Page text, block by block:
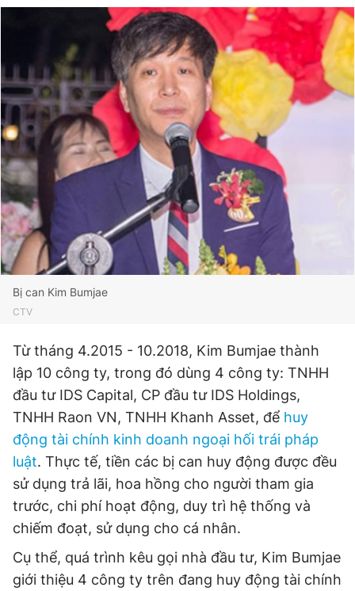
Bị can Kim Bumjae
CTV
Từ tháng 4.2015 - 10.2018, Kim Bumjae thành
lập 10 công ty, trong đó dùng 4 công ty: TNHH
đầu tư IDS Capital, CP đầu tư IDS Holdings,
TNHH Raon VN, TNHH Khanh Asset, để huy
động tài chính kinh doanh ngoại hối trái pháp
luật. Thực tế, tiền các bị can huy động được đều
sử dụng trả lãi, hoa hồng cho người tham gia
trước, chi phí hoạt động, duy trì hệ thống và
chiếm đoạt, sử dụng cho cá nhân.
Cụ thể, quá trình kêu gọi nhà đầu tư, Kim Bumjae
giới thiệu 4 công ty trên đang huy động tài chính